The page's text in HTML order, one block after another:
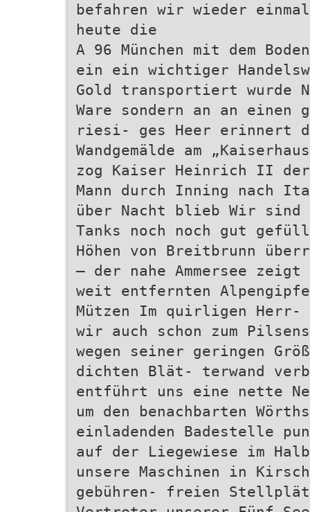
befahren wir wieder
heute die
A 96 München mit dem
ein ein wichtiger
Gold transportiert wurde
Ware sondern an an einen
riesi- ges Heer erinnert
Wandgemälde am
zog Kaiser Heinrich II
Mann durch Inning nach
über Nacht blieb Wir sind
Tanks noch noch gut
Höhen von Breitbrunn
– der nahe Ammersee
weit entfernten
Mützen Im quirligen Herr-
wir auch schon zum
wegen seiner geringen
dichten Blät- terwand
entführt uns eine nette
um den benachbarten
einladenden Badestelle
auf der Liegewiese im
unsere Maschinen in
gebühren- freien